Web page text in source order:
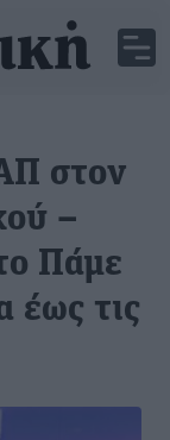
στον
–
Πάμε
έως τις